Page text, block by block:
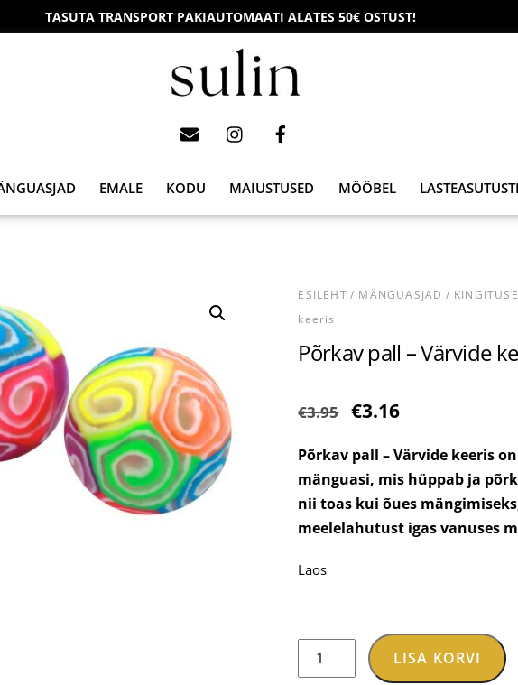
TASUTA TRANSPORT PAKIAUTOMAATI ALATES 50€ OSTUST!
EMALE KODU MAIUSTUSED MÖÖBEL
ESILEHT/ MÄNGUASJAD /
keeris
Põrkav pall – Värvide
€3.95 Algne
oli:
€3.95.
€3.16Praegune
on:
€3.16.
Põrkav pall – Värvide keeris
mänguasi, mis hüppab ja
nii toas kui õues
meelelahutust igas vanuses
Laos
Põrkav
pall
LISA KORVI